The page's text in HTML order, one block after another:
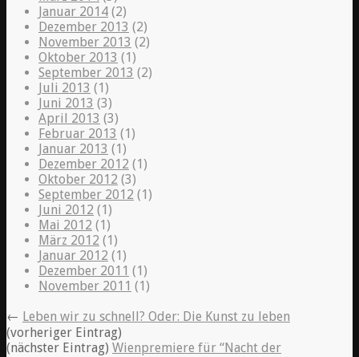
Januar 2014 (2)
Dezember 2013 (2)
November 2013 (2)
Oktober 2013 (1)
September 2013 (2)
Juli 2013 (1)
Juni 2013 (3)
April 2013 (3)
Februar 2013 (1)
Januar 2013 (1)
Dezember 2012 (1)
Oktober 2012 (3)
September 2012 (1)
Juni 2012 (1)
Mai 2012 (1)
März 2012 (1)
Januar 2012 (1)
Dezember 2011 (1)
November 2011 (1)
← Leben wir zu schnell? Oder: Die Kunst zu leben
(vorheriger Eintrag)
(nächster Eintrag) Wienpremiere für “Nacht der